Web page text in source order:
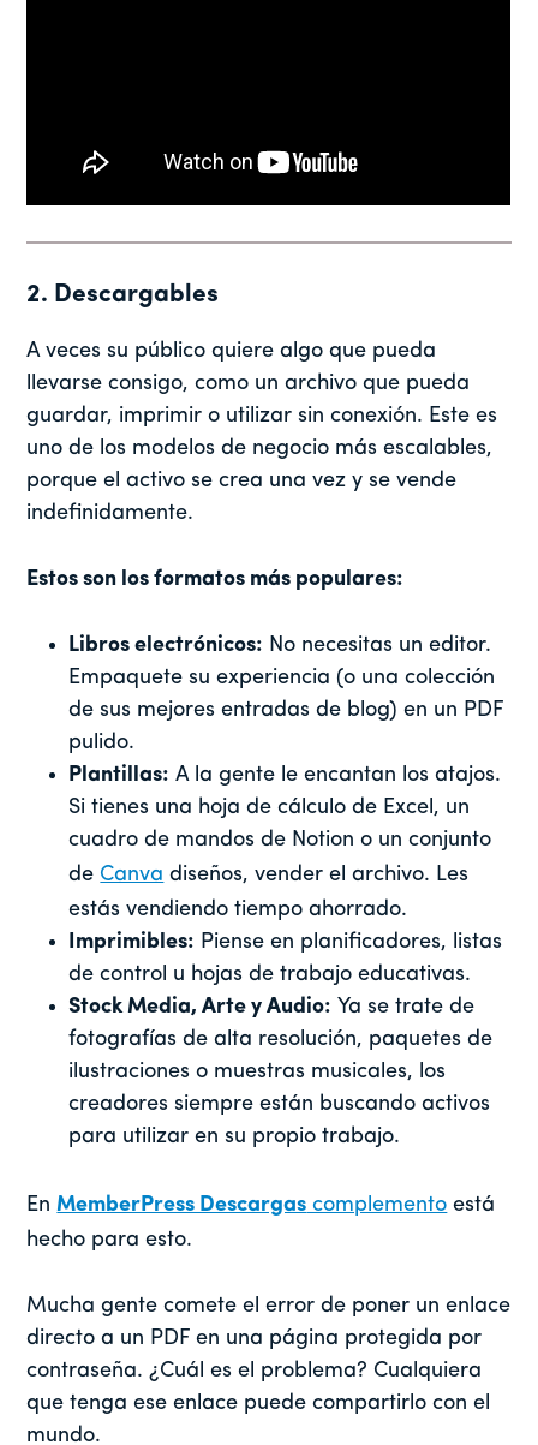
2. Descargables
A veces su público quiere algo que pueda
llevarse consigo, como un archivo que pueda
guardar, imprimir o utilizar sin conexión. Este es
uno de los modelos de negocio más escalables,
porque el activo se crea una vez y se vende
indefinidamente.
Estos son los formatos más populares:
Libros electrónicos: No necesitas un editor.
Empaquete su experiencia (o una colección
de sus mejores entradas de blog) en un PDF
pulido.
Plantillas: A la gente le encantan los atajos.
Si tienes una hoja de cálculo de Excel, un
cuadro de mandos de Notion o un conjunto
de Canva diseños, vender el archivo. Les
estás vendiendo tiempo ahorrado.
Imprimibles: Piense en planificadores, listas
de control u hojas de trabajo educativas.
Stock Media, Arte y Audio: Ya se trate de
fotografías de alta resolución, paquetes de
ilustraciones o muestras musicales, los
creadores siempre están buscando activos
para utilizar en su propio trabajo.
EnMemberPress Descargas complemento está
hecho para esto.
Mucha gente comete el error de poner un enlace
directo a un PDF en una página protegida por
contraseña. ¿Cuál es el problema? Cualquiera
que tenga ese enlace puede compartirlo con el
mundo.